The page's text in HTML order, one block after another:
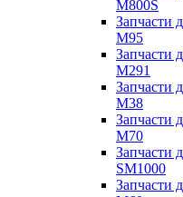
M800S
Запчасти
M95
Запчасти
M291
Запчасти
M38
Запчасти
M70
Запчасти
SM1000
Запчасти